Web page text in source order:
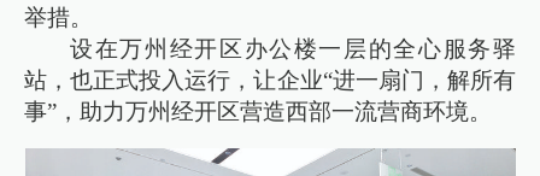
举措。
设在万州经开区办公楼一层的全心服务驿
站，也正式投入运行，让企业“进一扇门，解所有
事”，助力万州经开区营造西部一流营商环境。